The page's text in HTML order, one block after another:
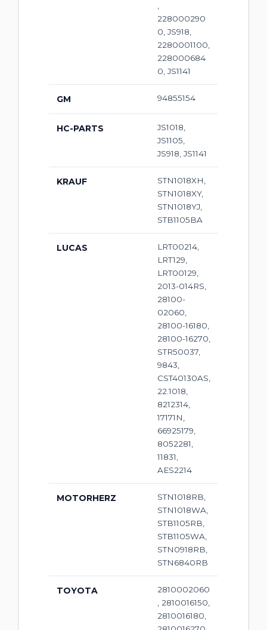
,
228000290
0, JS918,
2280001100,
228000684
0, JS1141
GM 94855154
HC-PARTS
JS1018,
JS1105,
JS918, JS1141
KRAUF
STN1018XH,
STN1018XY,
STN1018YJ,
STB1105BA
LUCAS
LRT00214,
LRT129,
LRT00129,
2013-014RS,
28100-
02060,
28100-16180,
28100-16270,
STR50037,
9843,
CST40130AS,
22.1018,
8212314,
17171N,
66925179,
8052281,
11831,
AES2214
MOTORHERZ
STN1018RB,
STN1018WA,
STB1105RB,
STB1105WA,
STN0918RB,
STN6840RB
TOYOTA
2810002060
, 2810016150,
2810016180,